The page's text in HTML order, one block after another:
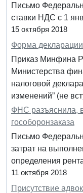
Письмо
ставки НДС с 1
15 октября 2018
Форма декларации
Приказ Минфина
Министерства
налоговой
изменений” (не
ФНС разъяснила,
гособоронзаказа
Письмо
затрат на
определения
11 октября 2018
Присутствие